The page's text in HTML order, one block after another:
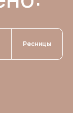
Ресницы